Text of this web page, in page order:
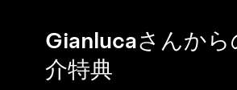
Gianlucaさんから
介特典